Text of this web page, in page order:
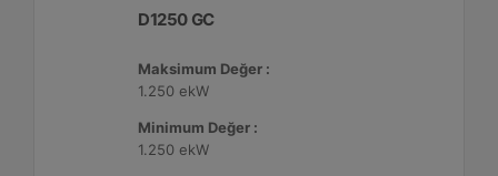
D1250 GC
Maksimum Değer :
1.250 ekW
Minimum Değer :
1.250 ekW